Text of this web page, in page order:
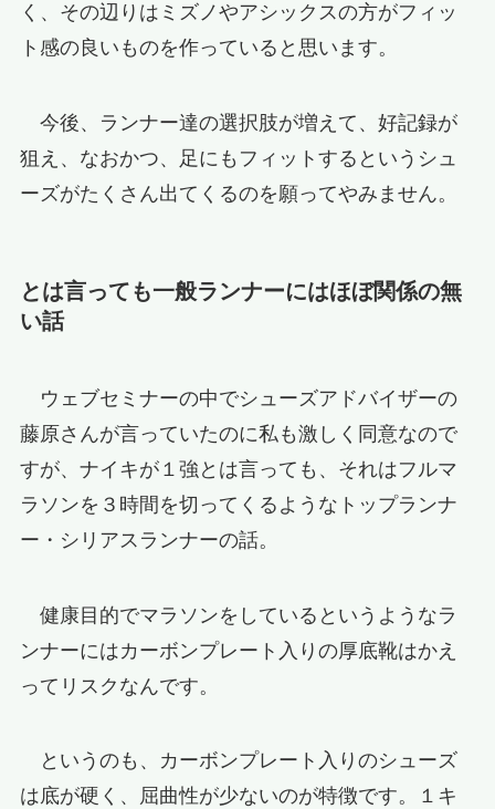
く、その辺りはミズノやアシックスの方がフィッ
ト感の良いものを作っていると思います。
今後、ランナー達の選択肢が増えて、好記録が
狙え、なおかつ、足にもフィットするというシュ
ーズがたくさん出てくるのを願ってやみません。
とは言っても一般ランナーにはほぼ関係の無
い話
ウェブセミナーの中でシューズアドバイザーの
藤原さんが言っていたのに私も激しく同意なので
すが、ナイキが１強とは言っても、それはフルマ
ラソンを３時間を切ってくるようなトップランナ
ー・シリアスランナーの話。
健康目的でマラソンをしているというようなラ
ンナーにはカーボンプレート入りの厚底靴はかえ
ってリスクなんです。
というのも、カーボンプレート入りのシューズ
は底が硬く、屈曲性が少ないのが特徴です。１キ